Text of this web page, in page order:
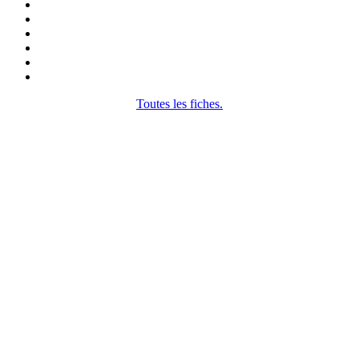
Toutes les fiches.